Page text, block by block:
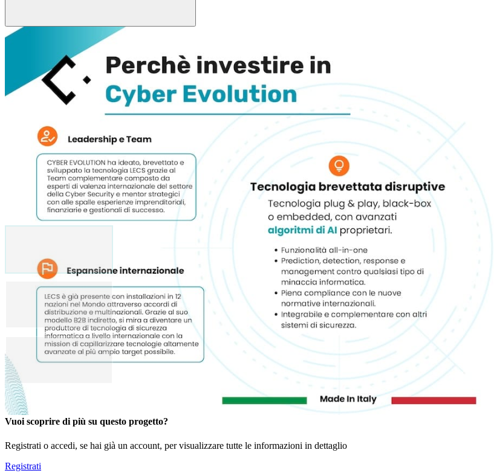
Mostra di meno
Vuoi scoprire di più su questo progetto?
Registrati o accedi, se hai già un account, per visualizzare tutte le informazioni in dettaglio
Registrati